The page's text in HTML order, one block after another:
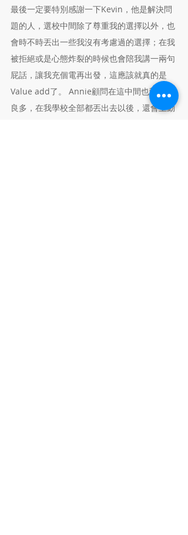
最後一定要特別感謝一下Kevin，他是解決問
題的人，選校中間除了尊重我的選擇以外，也
會時不時丟出一些我沒有考慮過的選擇；在我
被拒絕或是心態炸裂的時候也會陪我講一兩句
屁話，讓我充個電再出發，這應該就真的是
Value add了。 Annie顧問在這中間也幫助我
良多，在我學校全部都丟出去以後，還會主動